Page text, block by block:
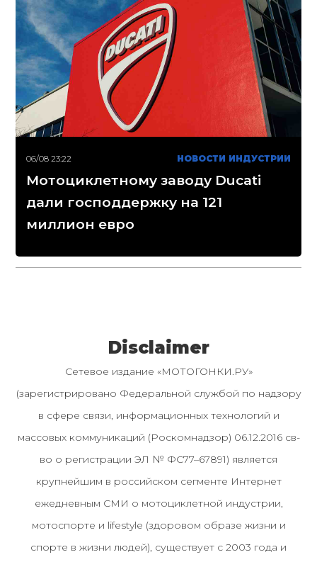
06/08 23:22 НОВОСТИ ИНДУСТРИИ
Мотоциклетному заводу Ducati
дали господдержку на 121
миллион евро
Disclaimer
Сетевое издание «МОТОГОНКИ.РУ»
(зарегистрировано Федеральной службой по надзору
в сфере связи, информационных технологий и
массовых коммуникаций (Роскомнадзор) 06.12.2016 св-
во о регистрации ЭЛ № ФС77–67891) является
крупнейшим в российском сегменте Интернет
ежедневным СМИ о мотоциклетной индустрии,
мотоспорте и lifestyle (здоровом образе жизни и
спорте в жизни людей), существует с 2003 года и